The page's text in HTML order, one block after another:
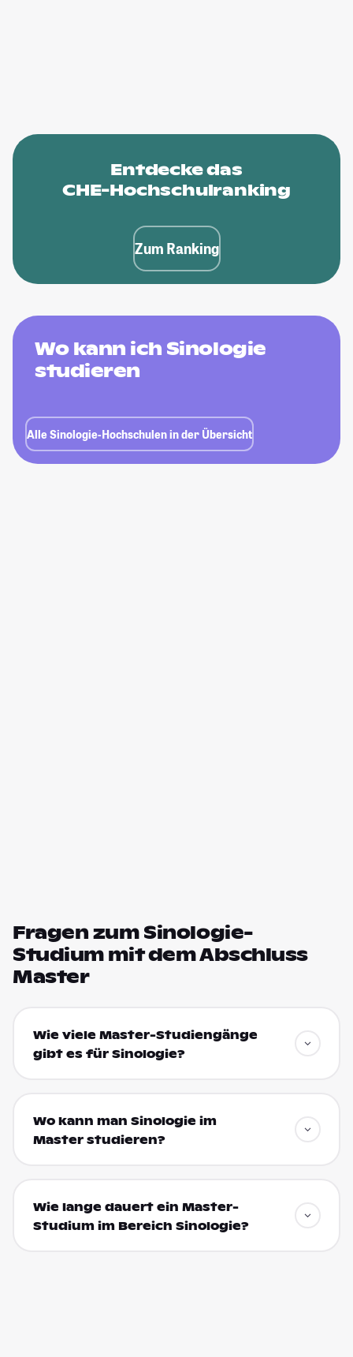
Entdecke das
CHE-Hochschulranking
Zum Ranking
Wo kann ich Sinologie
studieren
Alle Sinologie-Hochschulen in der Übersicht
Fragen zum Sinologie-
Studium mit dem Abschluss
Master
Wie viele Master-Studiengänge
gibt es für Sinologie?
Wo kann man Sinologie im
Master studieren?
Wie lange dauert ein Master-
Studium im Bereich Sinologie?